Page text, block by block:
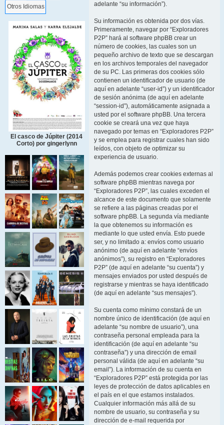
Otros Idiomas
El casco de Júpiter (2014
Corto) por gingerlynn
adelante “su información”).
Su información es obtenida por dos vías.
Primeramente, navegar por “Exploradores
P2P” hará al software phpBB crear un
número de cookies, las cuales son un
pequeño archivo de texto que se descargan
en los archivos temporales del navegador
de su PC. Las primeras dos cookies sólo
contienen un identificador de usuario (de
aquí en adelante “user-id”) y un identificador
de sesión anónima (de aquí en adelante
“session-id”), automáticamente asignada a
usted por el software phpBB. Una tercera
cookie se creará una vez que haya
navegado por temas en “Exploradores P2P”
y se emplea para registrar cuales han sido
leídos, con objeto de optimizar su
experiencia de usuario.
Además podemos crear cookies externas al
software phpBB mientras navega por
“Exploradores P2P”, las cuales exceden el
alcance de este documento que solamente
se refiere a las páginas creadas por el
software phpBB. La segunda vía mediante
la que obtenemos su información es
mediante lo que usted envía. Esto puede
ser, y no limitado a: envíos como usuario
anónimo (de aquí en adelante “envíos
anónimos”), su registro en “Exploradores
P2P” (de aquí en adelante “su cuenta”) y
mensajes enviados por usted después de
registrarse y mientras se haya identificado
(de aquí en adelante “sus mensajes”).
Su cuenta como mínimo constará de un
nombre único de identificación (de aquí en
adelante “su nombre de usuario”), una
contraseña personal empleada para la
identificación (de aquí en adelante “su
contraseña”) y una dirección de email
personal válida (de aquí en adelante “su
email”). La información de su cuenta en
“Exploradores P2P” está protegida por las
leyes de protección de datos aplicables en
el país en el que estamos instalados.
Cualquier información más allá de su
nombre de usuario, su contraseña y su
dirección de e-mail requerida por